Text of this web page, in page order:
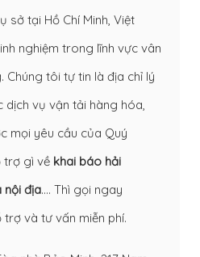
tại Hồ Chí Minh, Việt
nghiệm trong lĩnh vực vân
Chúng tôi tự tin là địa chỉ lý
vụ vận tải hàng hóa,
mọi yêu cầu của Quý
trợ gì về khai báo hải
nội địa…. Thì gọi ngay
và tư vấn miễn phí.